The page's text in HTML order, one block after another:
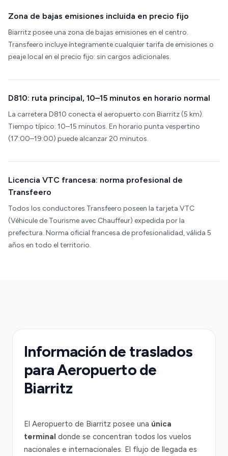
Zona de bajas emisiones incluida en precio fijo
Biarritz posee una zona de bajas emisiones en el centro.
Transfeero incluye íntegramente cualquier tarifa de emisiones o
peaje local en el precio fijo: sin cargos adicionales.
D810: ruta principal, 10–15 minutos en horario normal
La carretera D810 conecta el aeropuerto con Biarritz (5 km).
Tiempo típico: 10–15 minutos. En horario punta vespertino
(17:00–19:00) puede alcanzar 20 minutos.
Licencia VTC francesa: norma profesional de
Transfeero
Todos los conductores Transfeero poseen la tarjeta VTC
(Véhicule de Tourisme avec Chauffeur) expedida por la
prefectura. Norma oficial francesa de profesionalidad, válida 5
años en todo el territorio.
Información de traslados
para Aeropuerto de
Biarritz
El Aeropuerto de Biarritz posee una única
terminal donde se concentran todos los vuelos
nacionales e internacionales. El flujo de llegada es